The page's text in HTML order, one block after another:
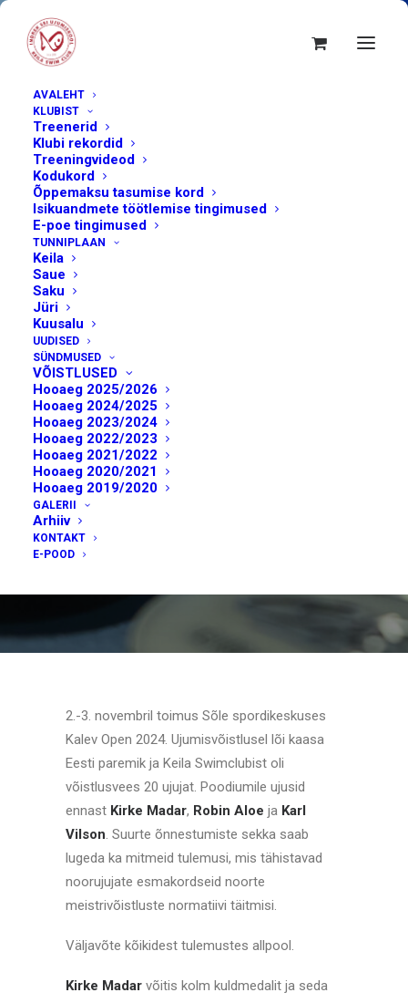
AVALEHT
KLUBIST
Treenerid
Klubi rekordid
Treeningvideod
Kodukord
Õppemaksu tasumise kord
Isikuandmete töötlemise tingimused
E-poe tingimused
TUNNIPLAAN
Keila
Saue
Saku
Jüri
Kuusalu
UUDISED
SÜNDMUSED
VÕISTLUSED
Hooaeg 2025/2026
Hooaeg 2024/2025
Hooaeg 2023/2024
Hooaeg 2022/2023
Hooaeg 2021/2022
Hooaeg 2020/2021
Hooaeg 2019/2020
GALERII
Arhiiv
KONTAKT
E-POOD
Kalev Open 2024
2.-3. novembril toimus Sõle spordikeskuses
Kalev Open 2024. Ujumisvõistlusel lõi kaasa
Eesti paremik ja Keila Swimclubist oli
võistlusvees 20 ujujat. Poodiumile ujusid
ennast Kirke Madar, Robin Aloe ja Karl
Vilson. Suurte õnnestumiste sekka saab
lugeda ka mitmeid tulemusi, mis tähistavad
noorujujate esmakordseid noorte
meistrivõistluste normatiivi täitmisi.
Väljavõte kõikidest tulemustes allpool.
Kirke Madar võitis kolm kuldmedalit ja seda